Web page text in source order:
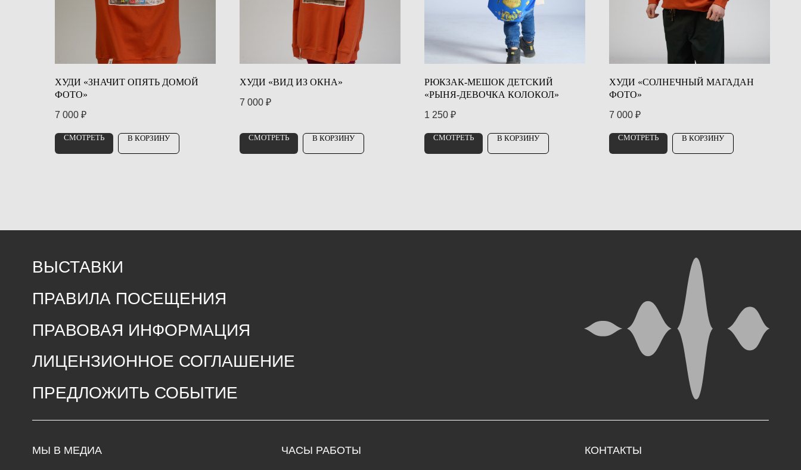
ХУДИ «ЗНАЧИТ ОПЯТЬ ДОМОЙ
ФОТО»
7 000 ₽
СМОТРЕТЬ В КОРЗИНУ
ХУДИ «ВИД ИЗ ОКНА»
7 000 ₽
СМОТРЕТЬ В КОРЗИНУ
РЮКЗАК-МЕШОК ДЕТСКИЙ
«РЫНЯ-ДЕВОЧКА КОЛОКОЛ»
1 250 ₽
СМОТРЕТЬ В КОРЗИНУ
ХУДИ «СОЛНЕЧНЫЙ МАГАДАН
ФОТО»
7 000 ₽
СМОТРЕТЬ В КОРЗИНУ
ЛИЦЕНЗИОННОЕ СОГЛАШЕНИЕ
ПРАВОВАЯ ИНФОРМАЦИЯ
МЫ В МЕДИА
Т Среда – воскресенье
+7 (914) 03-05-278